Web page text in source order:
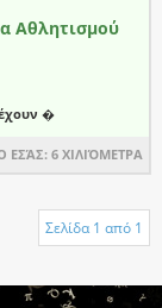
Αθλητισμού
έχουν �
ΕΣΆΣ:6 ΧΙΛΙΌΜΕΤΡΑ
Σελίδα 1 από 1